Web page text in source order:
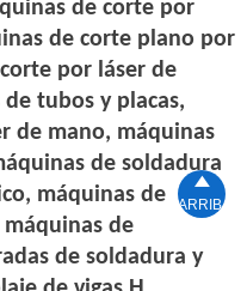
de corte por
de corte plano por
por láser de
tubos y placas,
de mano, máquinas
de soldadura
máquinas de
de
de soldadura y

ARRIBA